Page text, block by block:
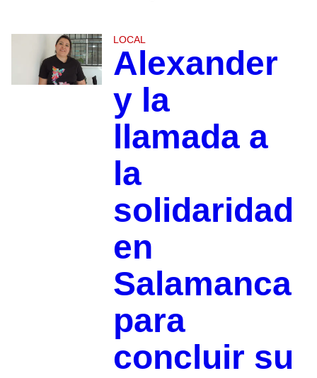
LOCAL
Alexander
y la
llamada a
la
solidaridad
en
Salamanca
para
concluir su